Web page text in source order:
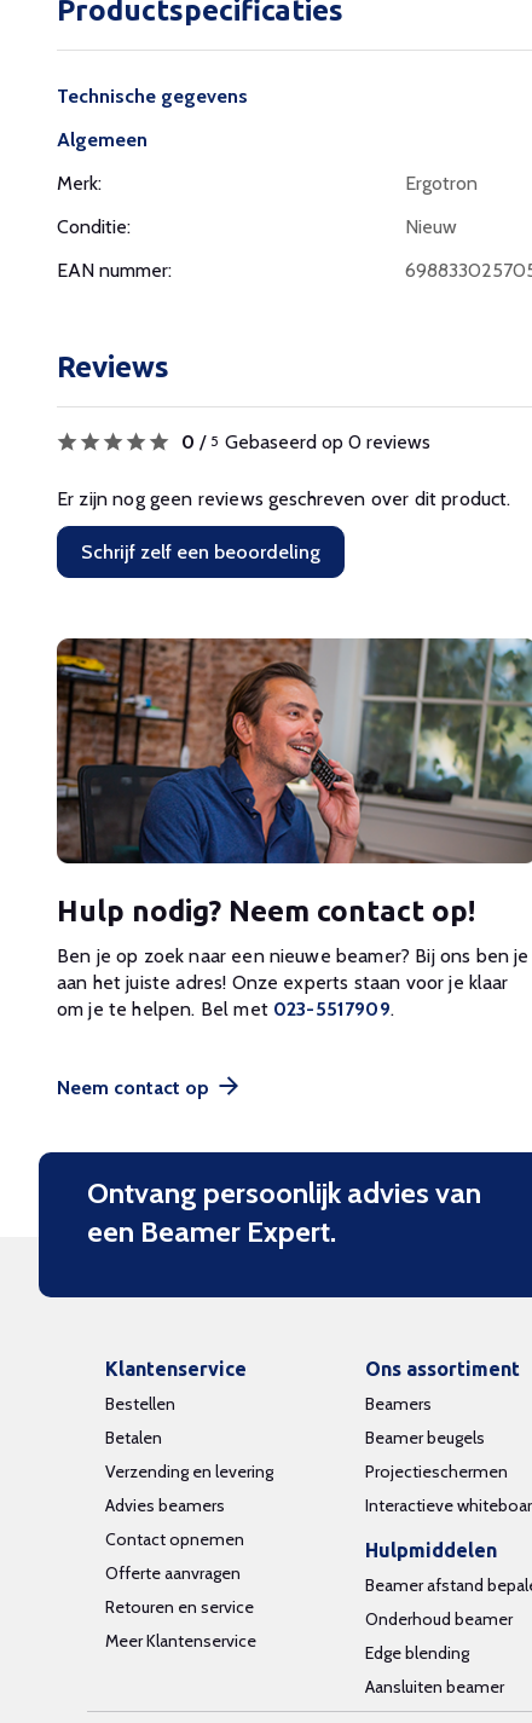
Productspecificaties
Technische gegevens
Algemeen
Merk:
Ergotron
Conditie:
Nieuw
EAN nummer:
Reviews
0 / 5 Gebaseerd op 0 reviews
Er zijn nog geen reviews geschreven over dit product.
Schrijf zelf een beoordeling
Hulp nodig? Neem contact op!
Ben je op zoek naar een nieuwe beamer? Bij ons ben je
aan het juiste adres! Onze experts staan voor je klaar
om je te helpen. Bel met 023-5517909.
Neem contact op
Ontvang persoonlijk advies van
een Beamer Expert.
Klantenservice
Bestellen
Betalen
Verzending en levering
Advies beamers
Contact opnemen
Offerte aanvragen
Retouren en service
Meer Klantenservice
Ons assortiment
Beamers
Beamer beugels
Projectieschermen
Interactieve
Hulpmiddelen
Beamer afstand
Onderhoud beamer
Edge blending
Aansluiten beamer